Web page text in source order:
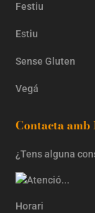
Festiu
Estiu
Sense Gluten
Vegá
Contacta amb
¿Tens alguna
Horari